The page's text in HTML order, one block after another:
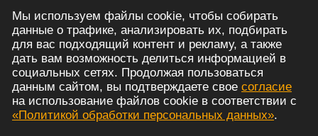
Мы используем файлы cookie, чтобы собирать
данные о трафике, анализировать их, подбирать
для вас подходящий контент и рекламу, а также
дать вам возможность делиться информацией в
социальных сетях. Продолжая пользоваться
данным сайтом, вы подтверждаете свое согласие
на использование файлов cookie в соответствии с
«Политикой обработки персональных данных».
Собчук И.В. Восстановление функции ходьбы
у лиц пожилого возраста с сахарным
диабетом 2 типа после ампутации средней
трети голени
Политика обработки персональных данных
© 2021 - 2026 Российский журнал спортивной
науки: медицина, физиология, тренировка